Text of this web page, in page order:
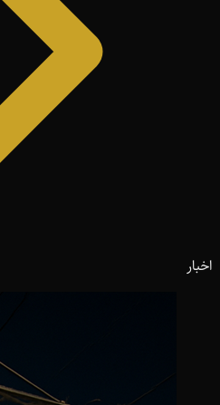
اخبار